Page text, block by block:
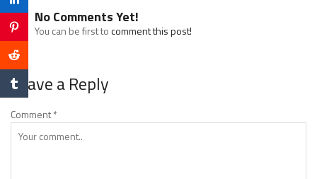
No Comments Yet!
You can be first tocomment this post!
Leave a Reply
Comment*